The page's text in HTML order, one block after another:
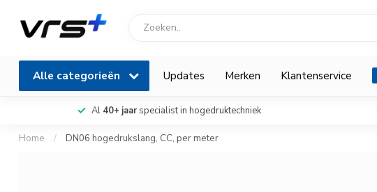
Alle categorieën Updates Merken Klantenservice
Al 40+ jaarspecialist in hogedruktechniek
Home / DN06 hogedrukslang, CC, per meter